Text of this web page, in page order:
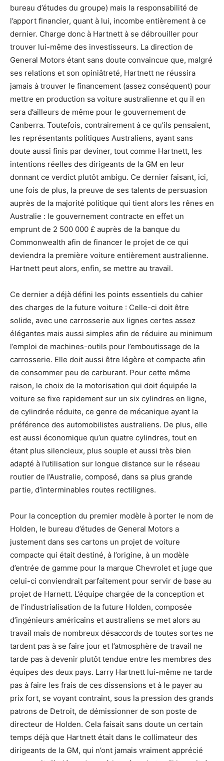
bureau d’études du groupe) mais la responsabilité de
l’apport financier, quant à lui, incombe entièrement à ce
dernier. Charge donc à Hartnett à se débrouiller pour
trouver lui-même des investisseurs. La direction de
General Motors étant sans doute convaincue que, malgré
ses relations et son opiniâtreté, Hartnett ne réussira
jamais à trouver le financement (assez conséquent) pour
mettre en production sa voiture australienne et qu il en
sera d’ailleurs de même pour le gouvernement de
Canberra. Toutefois, contrairement à ce qu’ils pensaient,
les représentants politiques Australiens, ayant sans
doute aussi finis par deviner, tout comme Hartnett, les
intentions réelles des dirigeants de la GM en leur
donnant ce verdict plutôt ambigu. Ce dernier faisant, ici,
une fois de plus, la preuve de ses talents de persuasion
auprès de la majorité politique qui tient alors les rênes en
Australie : le gouvernement contracte en effet un
emprunt de 2 500 000 £ auprès de la banque du
Commonwealth afin de financer le projet de ce qui
deviendra la première voiture entièrement australienne.
Hartnett peut alors, enfin, se mettre au travail.
Ce dernier a déjà défini les points essentiels du cahier
des charges de la future voiture : Celle-ci doit être
solide, avec une carrosserie aux lignes certes assez
élégantes mais aussi simples afin de réduire au minimum
l’emploi de machines-outils pour l’emboutissage de la
carrosserie. Elle doit aussi être légère et compacte afin
de consommer peu de carburant. Pour cette même
raison, le choix de la motorisation qui doit équipée la
voiture se fixe rapidement sur un six cylindres en ligne,
de cylindrée réduite, ce genre de mécanique ayant la
préférence des automobilistes australiens. De plus, elle
est aussi économique qu’un quatre cylindres, tout en
étant plus silencieux, plus souple et aussi très bien
adapté à l’utilisation sur longue distance sur le réseau
routier de l’Australie, composé, dans sa plus grande
partie, d’interminables routes rectilignes.
Pour la conception du premier modèle à porter le nom de
Holden, le bureau d’études de General Motors a
justement dans ses cartons un projet de voiture
compacte qui était destiné, à l’origine, à un modèle
d’entrée de gamme pour la marque Chevrolet et juge que
celui-ci conviendrait parfaitement pour servir de base au
projet de Harnett. L’équipe chargée de la conception et
de l’industrialisation de la future Holden, composée
d’ingénieurs américains et australiens se met alors au
travail mais de nombreux désaccords de toutes sortes ne
tardent pas à se faire jour et l’atmosphère de travail ne
tarde pas à devenir plutôt tendue entre les membres des
équipes des deux pays. Larry Hartnett lui-même ne tarde
pas à faire les frais de ces dissensions et à le payer au
prix fort, se voyant contraint, sous la pression des grands
patrons de Detroit, de démissionner de son poste de
directeur de Holden. Cela faisait sans doute un certain
temps déjà que Hartnett était dans le collimateur des
dirigeants de la GM, qui n’ont jamais vraiment apprécié